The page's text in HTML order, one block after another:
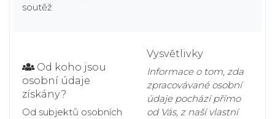
soutěž
Od koho jsou
osobní údaje
získány?
Od subjektů osobních
Vysvětlivky
Informace o tom, zda
zpracovávané osobní
údaje pochází přímo
od Vás, z naší vlastní